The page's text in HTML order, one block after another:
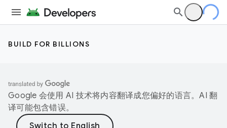
BUILD FOR BILLIONS
Google 会使用 AI 技术将内容翻译成您偏好的语言。AI 翻
译可能包含错误。